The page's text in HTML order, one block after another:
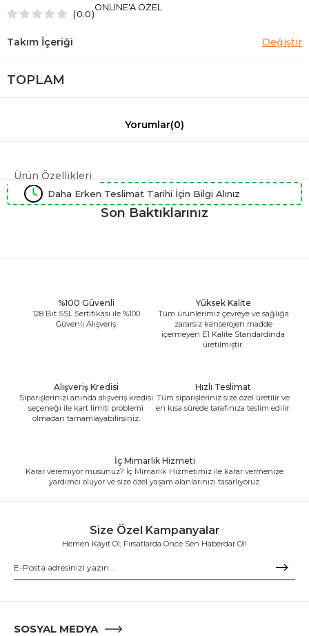
0.0
ONLINE'A ÖZEL
TOPLAM
Yorumlar(0)
Ürün Özellikleri
Daha Erken Teslimat Tarihi İçin Bilgi Alınız
Son Baktıklarınız
%100 Güvenli
128 Bit SSL Sertifikası ile %100
Güvenli Alışveriş
Yüksek Kalite
Tüm ürünlerimiz çevreye ve sağlığa
zararsız kanserojen madde
içermeyen E1 Kalite Standardında
üretilmiştir.
Alışveriş Kredisi
Siparişlerinizi anında alışveriş kredisi
seçeneği ile kart limiti problemi
olmadan tamamlayabilirsiniz.
Hızlı Teslimat
Tüm siparişleriniz size özel üretilir ve
en kısa sürede tarafınıza teslim edilir.
İç Mimarlık Hizmeti
Karar veremiyor musunuz? İç Mimarlık Hizmetimiz ile karar vermenize
yardımcı oluyor ve size özel yaşam alanlarınızı tasarlıyoruz.
Size Özel Kampanyalar
Hemen Kayıt Ol, Fırsatlarda Önce Sen Haberdar Ol!
SOSYAL MEDYA